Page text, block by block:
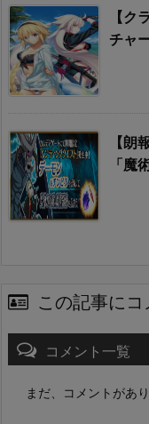
【ク
チャ
【朗
「
この記事にコ
コメント一覧
まだ、コメントがあ